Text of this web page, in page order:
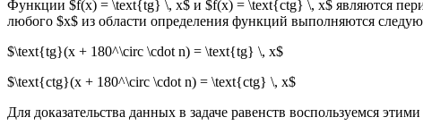
Функции $f(x) = \text{tg} \, x$ и $f(x) = \text{ctg} \, x$ являются
любого $x$ из области определения функций выполняются
$\text{tg}(x + 180^\circ \cdot n) = \text{tg} \, x$
$\text{ctg}(x + 180^\circ \cdot n) = \text{ctg} \, x$
Для доказательства данных в задаче равенств воспользуемся